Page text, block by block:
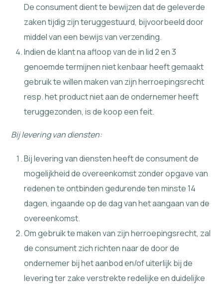
De consument dient te bewijzen dat de geleverde
zaken tijdig zijn teruggestuurd, bijvoorbeeld door
middel van een bewijs van verzending.
Indien de klant na afloop van de in lid 2 en 3
genoemde termijnen niet kenbaar heeft gemaakt
gebruik te willen maken van zijn herroepingsrecht
resp. het product niet aan de ondernemer heeft
teruggezonden, is de koop een feit.
Bij levering van diensten:
Bij levering van diensten heeft de consument de
mogelijkheid de overeenkomst zonder opgave van
redenen te ontbinden gedurende ten minste 14
dagen, ingaande op de dag van het aangaan van de
overeenkomst.
Om gebruik te maken van zijn herroepingsrecht, zal
de consument zich richten naar de door de
ondernemer bij het aanbod en/of uiterlijk bij de
levering ter zake verstrekte redelijke en duidelijke